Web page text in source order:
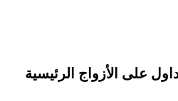
على الأزواج الرئيسية